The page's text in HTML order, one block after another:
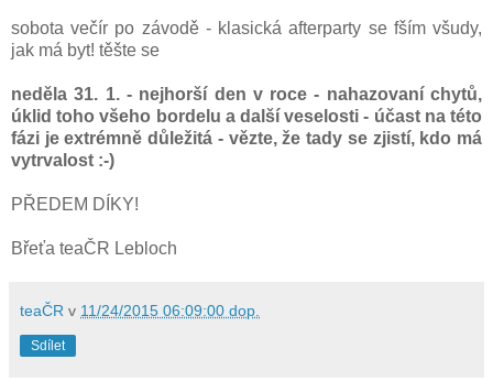
sobota večír po závodě - klasická afterparty se fším všudy,
jak má byt! těšte se
neděla 31. 1. - nejhorší den v roce - nahazovaní chytů,
úklid toho všeho bordelu a další veselosti - účast na této
fázi je extrémně důležitá - vězte, že tady se zjistí, kdo má
vytrvalost :-)
PŘEDEM DÍKY!
Břeťa teaČR Lebloch​
teaČR v 11/24/2015 06:09:00 dop.
Sdílet